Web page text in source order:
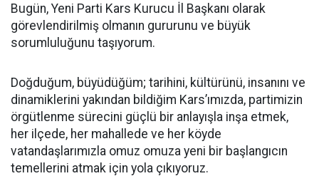
Bugün, Yeni Parti Kars Kurucu İl Başkanı olarak
görevlendirilmiş olmanın gururunu ve büyük
sorumluluğunu taşıyorum.
Doğduğum, büyüdüğüm; tarihini, kültürünü, insanını ve
dinamiklerini yakından bildiğim Kars’ımızda, partimizin
örgütlenme sürecini güçlü bir anlayışla inşa etmek,
her ilçede, her mahallede ve her köyde
vatandaşlarımızla omuz omuza yeni bir başlangıcın
temellerini atmak için yola çıkıyoruz.